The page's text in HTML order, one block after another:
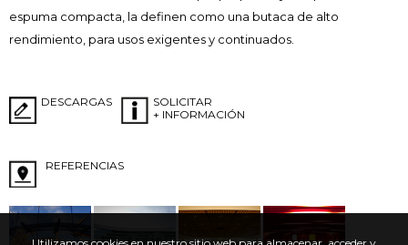
espuma compacta, la definen como una butaca de alto
rendimiento, para usos exigentes y continuados.
DESCARGAS
SOLICITAR
+ INFORMACIÓN
REFERENCIAS